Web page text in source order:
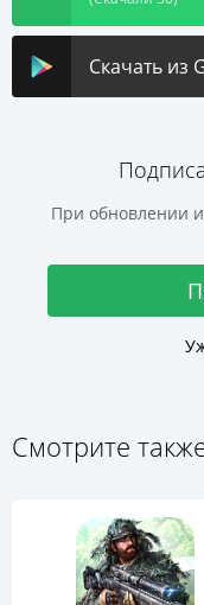
Скачать из
При обновлении
Смотрите